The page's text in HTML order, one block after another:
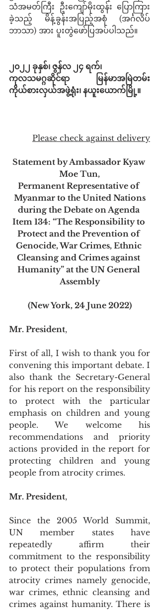
သံအမတ်ကြီး ဦးကျော်မိုးထွန်း ပြောကြား
ခဲ့သည့် မိန့်ခွန်းအပြည့်အစုံ (အင်္ဂလိပ်
ဘာသာ) အား ပူးတွဲဖော်ပြအပ်ပါသည်။
၂၀၂၂ ခုနှစ်၊ ဇွန်လ ၂၄ ရက်၊
ကုလသမဂ္ဂဆိုင်ရာ မြန်မာအမြဲတမ်း
ကိုယ်စားလှယ်အဖွဲ့ရုံး၊ နယူးယောက်မြို့။
Please check against delivery
Statement by Ambassador Kyaw
Moe Tun,
Permanent Representative of
Myanmar to the United Nations
during the Debate on Agenda
Item 134: “The Responsibility to
Protect and the Prevention of
Genocide, War Crimes, Ethnic
Cleansing and Crimes against
Humanity” at the UN General
Assembly
(New York, 24 June 2022)
Mr. President,
First of all, I wish to thank you for
convening this important debate. I
also thank the Secretary-General
for his report on the responsibility
to protect with the particular
emphasis on children and young
people. We welcome his
recommendations and priority
actions provided in the report for
protecting children and young
people from atrocity crimes.
Mr. President,
Since the 2005 World Summit,
UN member states have
repeatedly affirm their
commitment to the responsibility
to protect their populations from
atrocity crimes namely genocide,
war crimes, ethnic cleansing and
crimes against humanity. There is